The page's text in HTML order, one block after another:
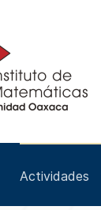
Actividades